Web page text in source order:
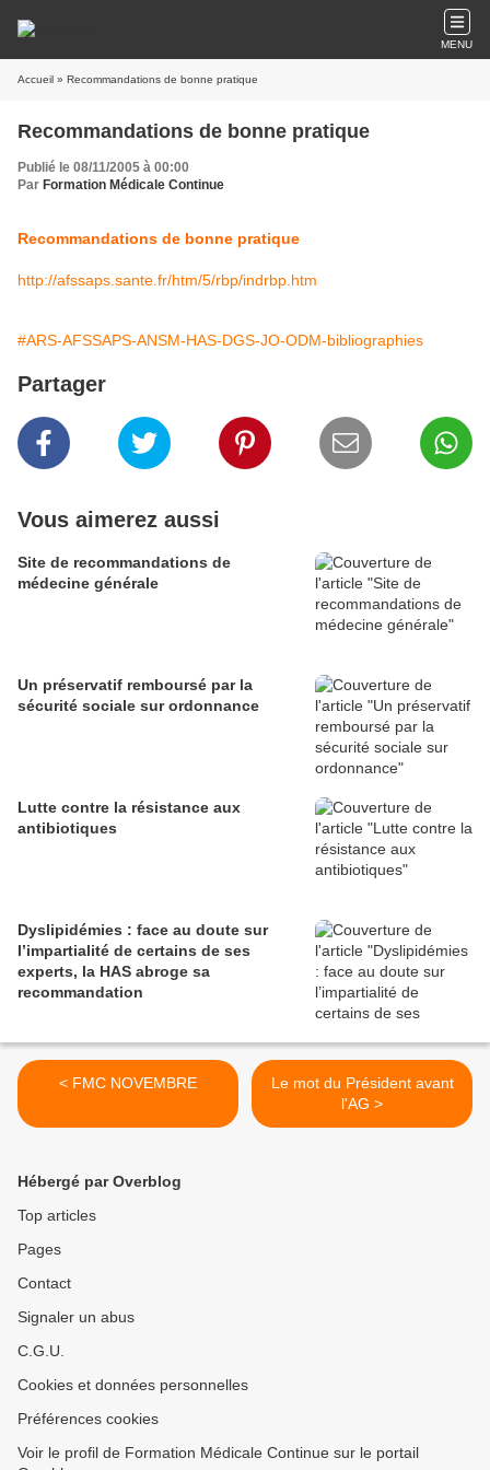
MENU
Accueil » Recommandations de bonne pratique
Recommandations de bonne pratique
Publié le 08/11/2005 à 00:00
Par Formation Médicale Continue
Recommandations de bonne pratique
http://afssaps.sante.fr/htm/5/rbp/indrbp.htm
#ARS-AFSSAPS-ANSM-HAS-DGS-JO-ODM-bibliographies
Partager
Vous aimerez aussi
Site de recommandations de
médecine générale
Un préservatif remboursé par la
sécurité sociale sur ordonnance
Lutte contre la résistance aux
antibiotiques
Dyslipidémies : face au doute sur
l’impartialité de certains de ses
experts, la HAS abroge sa
recommandation
< FMC NOVEMBRE
Le mot du Président avant
l'AG >
Hébergé par Overblog
Top articles
Pages
Contact
Signaler un abus
C.G.U.
Cookies et données personnelles
Préférences cookies
Voir le profil de Formation Médicale Continue sur le portail